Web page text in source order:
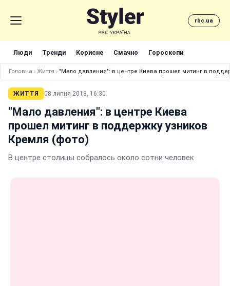
rbc.ua
Люди Тренди Корисне Смачно Гороскопи
Головна › Життя › "Мало давления": в центре Киева прошел митинг в
ЖИТТЯ 08 липня 2018, 16:30
"Мало давления": в центре Киева
прошел митинг в поддержку узников
Кремля (фото)
В центре столицы собралось около сотни человек